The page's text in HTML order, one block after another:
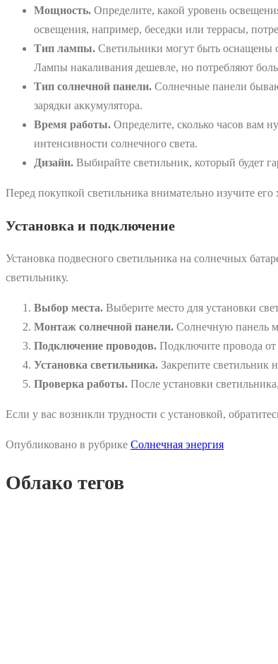
Мощность. Определите, какой уровень
освещения, например, беседки или террасы,
Тип лампы. Светильники могут быть
Лампы накаливания дешевле, но потребляют
Тип солнечной панели. Солнечные панели
зарядки аккумулятора.
Время работы. Определите, сколько часов вам
интенсивности солнечного света.
Дизайн. Выбирайте светильник, который будет
Перед покупкой светильника внимательно изучите
Установка и подключение
Установка подвесного светильника на солнечных
светильнику.
Выбор места. Выберите место для установки
Монтаж солнечной панели. Солнечную панель
Подключение проводов. Подключите провода от
Установка светильника. Закрепите светильник
Проверка работы. После установки
Если у вас возникли трудности с установкой,
Опубликовано в рубрике Солнечная энергия
Облако тегов